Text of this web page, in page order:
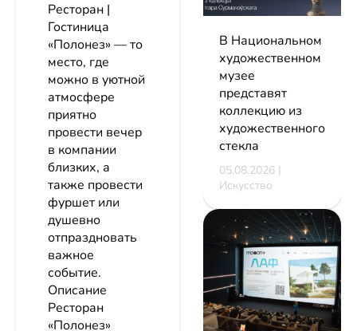
Ресторан |
Гостиница
«Полонез» — то
место, где
можно в уютной
атмосфере
приятно
провести вечер
в компании
близких, а
также провести
фуршет или
душевно
отпраздновать
важное
событие.
Описание
Ресторан
«Полонез»
В Национальном
художественном
музее
представят
коллекцию из
художественного
стекла
05.08.2026 |
Искусство